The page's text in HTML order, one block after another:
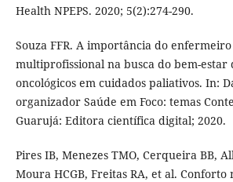
Health NPEPS. 2020; 5(2):274-290.
Souza FFR. A importância do
multiprofissional na busca do bem-estar
oncológicos em cuidados paliativos. In:
organizador Saúde em Foco: temas
Guarujá: Editora científica digital; 2020.
Pires IB, Menezes TMO, Cerqueira BB,
Moura HCGB, Freitas RA, et al.